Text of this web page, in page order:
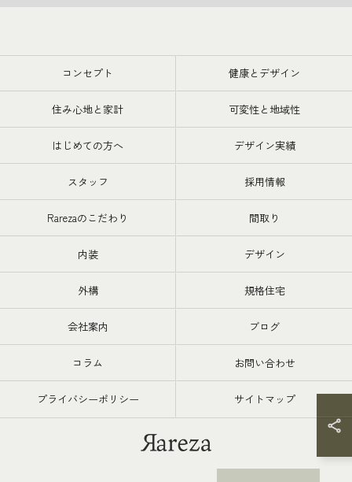
コンセプト 健康とデザイン
住み心地と家計 可変性と地域性
はじめての方へ デザイン実績
スタッフ 採用情報
Rarezaのこだわり 間取り
内装 デザイン
外構 規格住宅
会社案内 ブログ
コラム お問い合わせ
プライバシーポリシー サイトマップ